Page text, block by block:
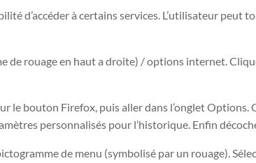
d’accéder à certains services. L’utilisateur
de rouage en haut a droite) / options internet.
le bouton Firefox, puis aller dans l’onglet Options.
personnalisés pour l’historique. Enfin
de menu (symbolisé par un rouage).